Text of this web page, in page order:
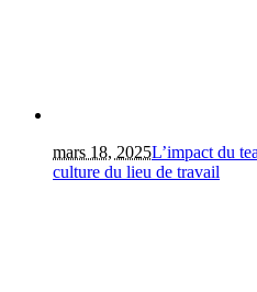
mars 18, 2025L’impact du
culture du lieu de travail